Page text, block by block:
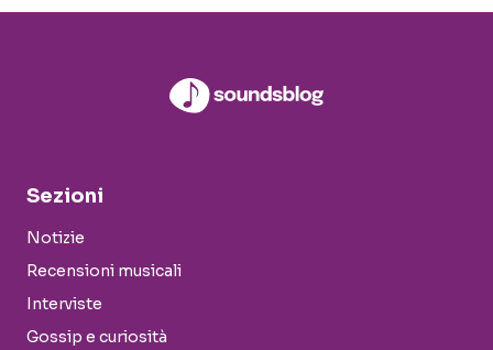
Sezioni
Notizie
Recensioni musicali
Interviste
Gossip e curiosità